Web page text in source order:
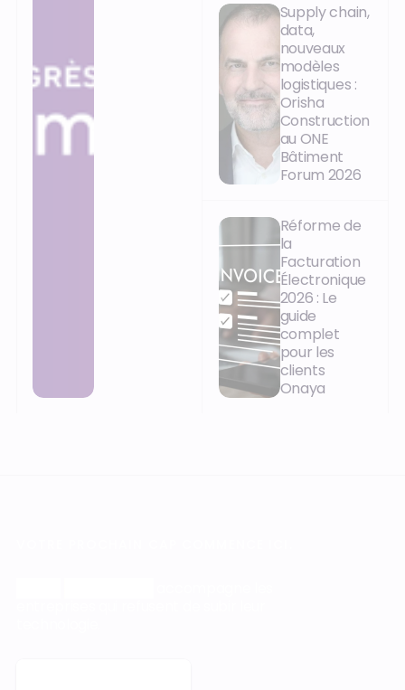
Supply chain,
data,
nouveaux
modèles
logistiques :
Orisha
Construction
au ONE
Bâtiment
Forum 2026
Réforme de
la
Facturation
Électronique
2026 : Le
guide
complet
pour les
clients
Onaya